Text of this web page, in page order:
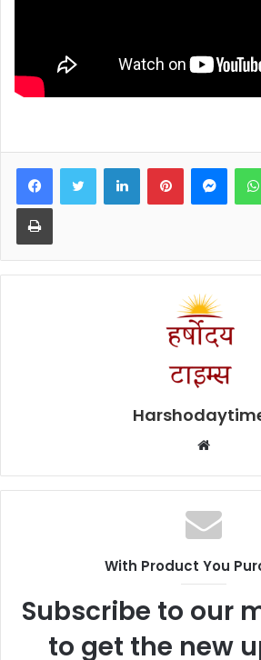
FacebookTwitter LinkedInPinterest
Print
Website
With Product You
Subscribe to our
to get the new